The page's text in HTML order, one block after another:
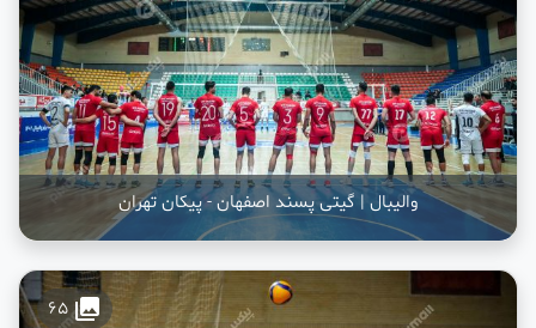
والیبال | گیتی پسند اصفهان - پیکان تهران
collections
65